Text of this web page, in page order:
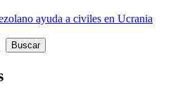
ayuda a civiles en Ucrania
Buscar